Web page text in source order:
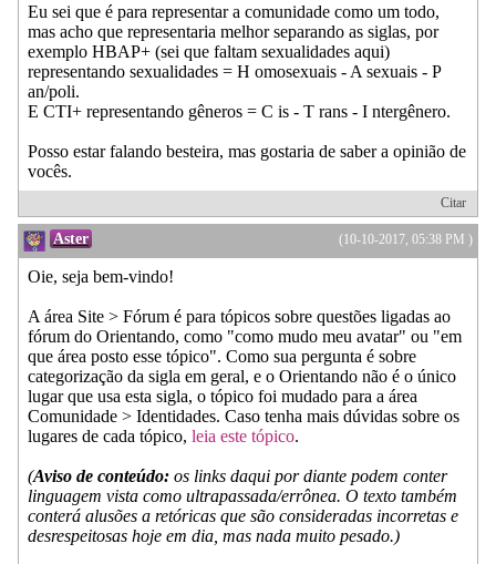
Eu sei que é para representar a comunidade como um todo,
mas acho que representaria melhor separando as siglas, por
exemplo HBAP+ (sei que faltam sexualidades aqui)
representando sexualidades = H omosexuais - A sexuais - P
an/poli.
E CTI+ representando gêneros = C is - T rans - I ntergênero.
Posso estar falando besteira, mas gostaria de saber a opinião de
vocês.
Citar
(10-10-2017, 05:38 PM )
Aster
Oie, seja bem-vindo!
A área Site > Fórum é para tópicos sobre questões ligadas ao
fórum do Orientando, como "como mudo meu avatar" ou "em
que área posto esse tópico". Como sua pergunta é sobre
categorização da sigla em geral, e o Orientando não é o único
lugar que usa esta sigla, o tópico foi mudado para a área
Comunidade > Identidades. Caso tenha mais dúvidas sobre os
lugares de cada tópico, leia este tópico.
(Aviso de conteúdo: os links daqui por diante podem conter
linguagem vista como ultrapassada/errônea. O texto também
conterá alusões a retóricas que são consideradas incorretas e
desrespeitosas hoje em dia, mas nada muito pesado.)